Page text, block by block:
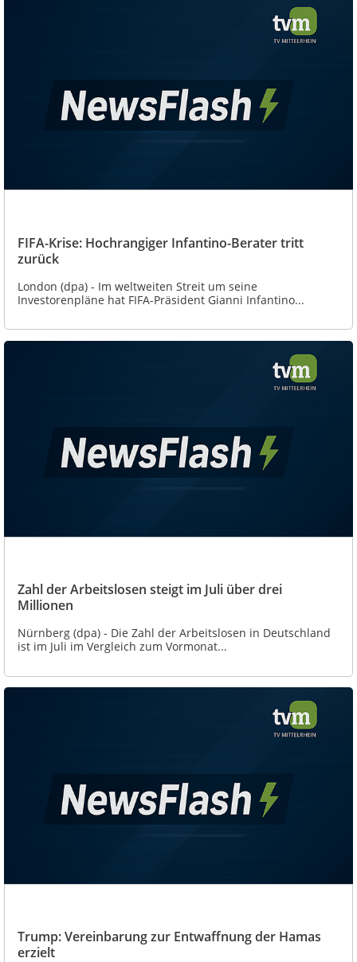
FIFA-Krise: Hochrangiger Infantino-Berater tritt
zurück
London (dpa) - Im weltweiten Streit um seine
Investorenpläne hat FIFA-Präsident Gianni Infantino...
Zahl der Arbeitslosen steigt im Juli über drei
Millionen
Nürnberg (dpa) - Die Zahl der Arbeitslosen in Deutschland
ist im Juli im Vergleich zum Vormonat...
Trump: Vereinbarung zur Entwaffnung der Hamas
erzielt